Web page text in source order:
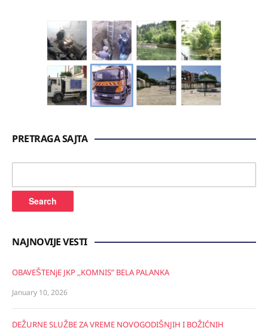
PRETRAGA SAJTA
NAJNOVIJE VESTI
OBAVEŠTENjE JKP ,,KOMNIS” BELA PALANKA
January 10, 2026
DEŽURNE SLUŽBE ZA VREME NOVOGODIŠNJIH I BOŽIĆNIH